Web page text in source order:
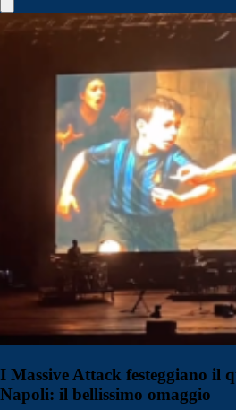
I Massive Attack festeggiano il
Napoli: il bellissimo omaggio